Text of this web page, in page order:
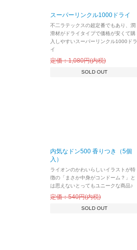
スーパーリンクル1000ドライ
不二ラテックスの超定番でもあり、潤
滑材がドライタイプで価格が安くて購
入しやすいスーパーリンクル1000ドラ
イ
定価：1,080円(内税)
SOLD OUT
内気なドン500 香りつき（5個
入）
ライオンのかわいらしいイラストが特
徴の「まさか中身がコンドーム？」と
は思えないとってもユニークな商品♪
定価：540円(内税)
SOLD OUT